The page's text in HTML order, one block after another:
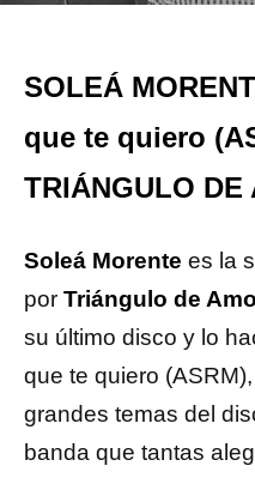
SOLEÁ
que te quiero
TRIÁNGULO DE
Soleá Morente es la
por Triángulo de
su último disco y lo
que te quiero
grandes temas del
banda que tantas